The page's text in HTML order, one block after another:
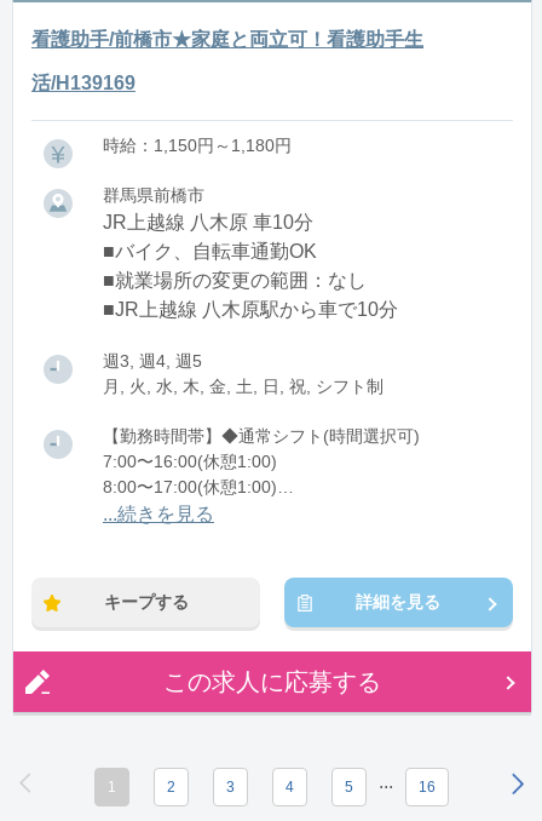
看護助手/前橋市★家庭と両立可！看護助手生
活/H139169
時給：1,150円～1,180円
群馬県前橋市
JR上越線 八木原 車10分
■バイク、自転車通勤OK
■就業場所の変更の範囲：なし
■JR上越線 八木原駅から車で10分
週3, 週4, 週5
月, 火, 水, 木, 金, 土, 日, 祝, シフト制
【勤務時間帯】◆通常シフト(時間選択可)
7:00〜16:00(休憩1:00)
8:00〜17:00(休憩1:00)
12:00〜21:00(休憩1:00)
...続きを見る
キープする 詳細を見る
この求人に応募する
1 2 3 4 5 ... 16